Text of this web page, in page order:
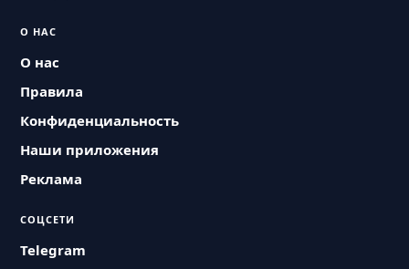
О НАС
О нас
Правила
Конфиденциальность
Наши приложения
Реклама
СОЦСЕТИ
Telegram